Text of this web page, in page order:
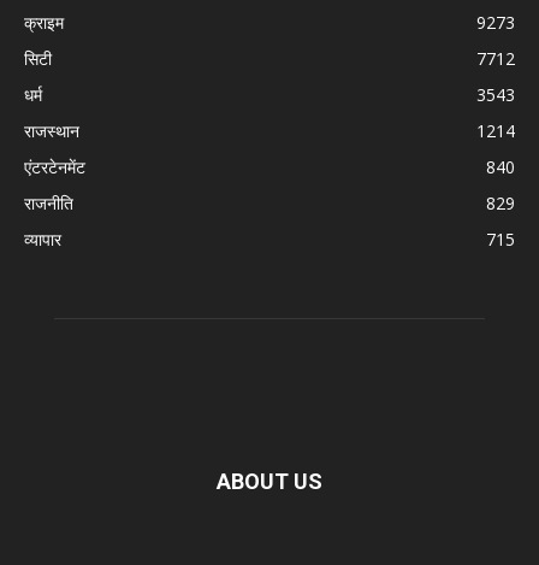
क्राइम
9273
सिटी
7712
धर्म
3543
राजस्थान
1214
एंटरटेनमेंट
840
राजनीति
829
व्यापार
715
ABOUT US